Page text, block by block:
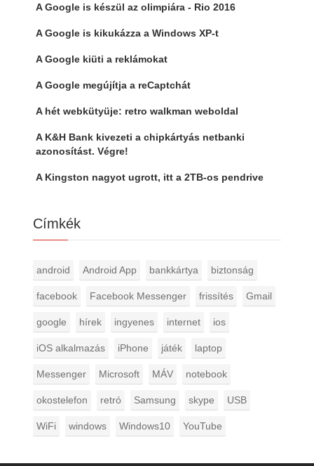
A Google is készül az olimpiára - Rio 2016
A Google is kikukázza a Windows XP-t
A Google kiüti a reklámokat
A Google megújítja a reCaptchát
A hét webkütyüje: retro walkman weboldal
A K&H Bank kivezeti a chipkártyás netbanki
azonosítást. Végre!
A Kingston nagyot ugrott, itt a 2TB-os pendrive
Címkék
android Android App bankkártya biztonság
facebook Facebook Messenger frissítés Gmail
google hírek ingyenes internet ios
iOS alkalmazás iPhone játék laptop
Messenger Microsoft MÁV notebook
okostelefon retró Samsung skype USB
WiFi windows Windows10 YouTube